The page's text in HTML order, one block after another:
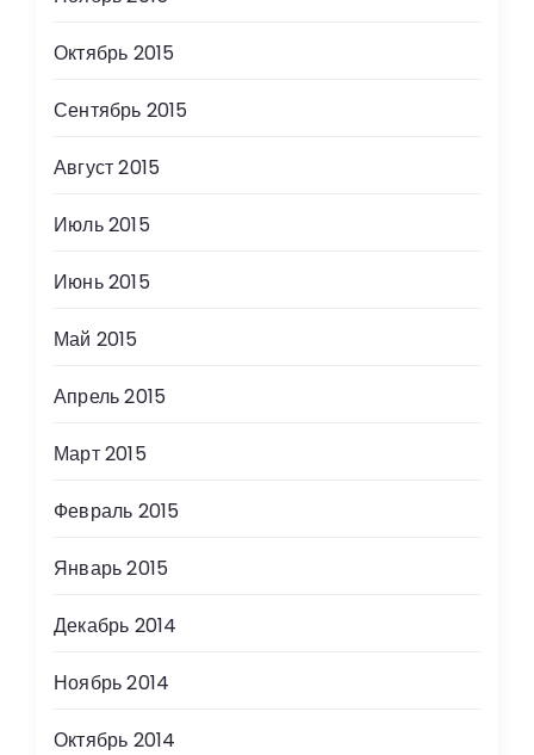
Октябрь 2015
Сентябрь 2015
Август 2015
Июль 2015
Июнь 2015
Май 2015
Апрель 2015
Март 2015
Февраль 2015
Январь 2015
Декабрь 2014
Ноябрь 2014
Октябрь 2014